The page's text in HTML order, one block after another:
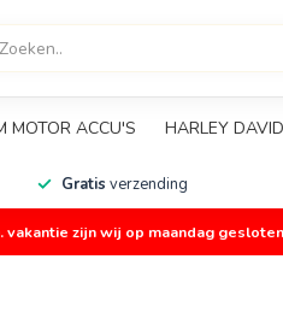
MOTOR ACCU'S HARLEY
Gratis verzending
vakantie zijn wij op maandag